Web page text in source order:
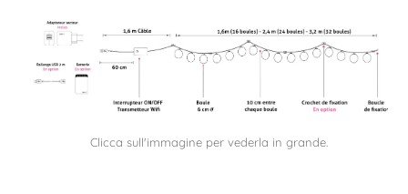
Clicca sull'immagine per vederla in grande.